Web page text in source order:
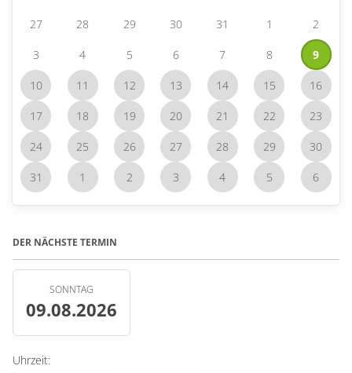
27 28 29 30 31 1 2
3 4 5 6 7 8 9
10 11 12 13 14 15 16
17 18 19 20 21 22 23
24 25 26 27 28 29 30
31 1 2 3 4 5 6
DER NÄCHSTE TERMIN
SONNTAG
09.08.2026
Uhrzeit: